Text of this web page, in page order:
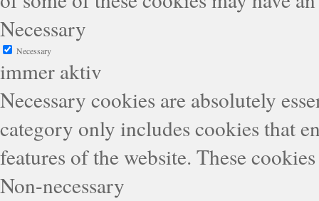
Necessary
Necessary
immer aktiv
Necessary cookies are absolutely
category only includes cookies that
features of the website. These
Non-necessary